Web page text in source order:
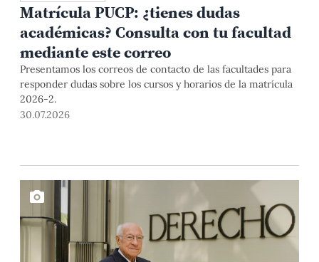
Matrícula PUCP: ¿tienes dudas
académicas? Consulta con tu facultad
mediante este correo
Presentamos los correos de contacto de las facultades para
responder dudas sobre los cursos y horarios de la matrícula
2026-2.
30.07.2026